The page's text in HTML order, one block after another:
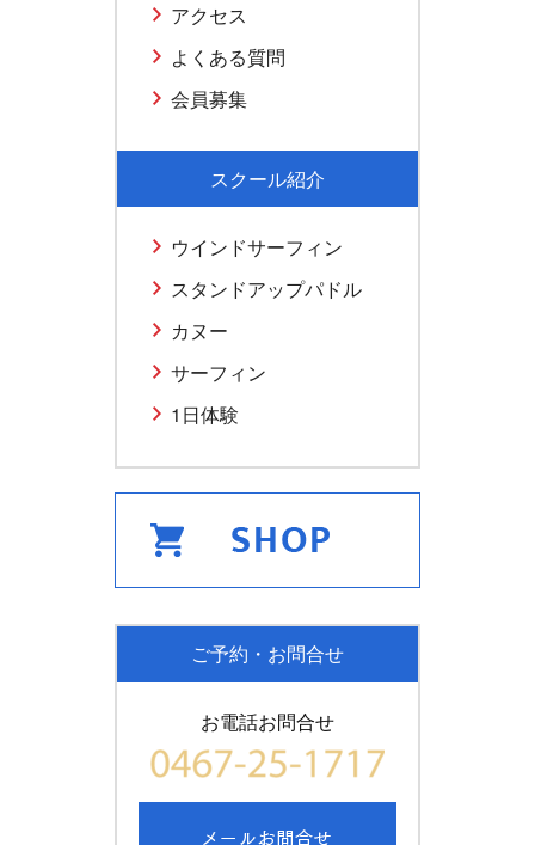
アクセス
よくある質問
会員募集
スクール紹介
ウインドサーフィン
スタンドアップパドル
カヌー
サーフィン
1日体験
ご予約・お問合せ
お電話お問合せ